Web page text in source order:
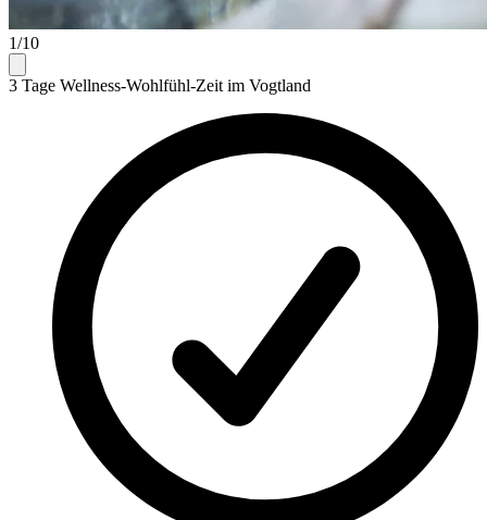
1/10
3 Tage Wellness-Wohlfühl-Zeit im Vogtland